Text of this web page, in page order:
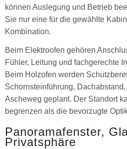
können Auslegung und Betrieb
Sie nur eine für die gewählte
Kombination.
Beim Elektroofen gehören
Fühler, Leitung und fachgerechte
Beim Holzofen werden
Schornsteinführung,
Ascheweg geplant. Der Standort
begrenzen als die bevorzugte
Panoramafenster,
Privatsphäre